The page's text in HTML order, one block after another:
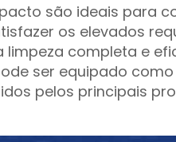
são ideais para
os elevados
completa e
ser equipado
pelos principais